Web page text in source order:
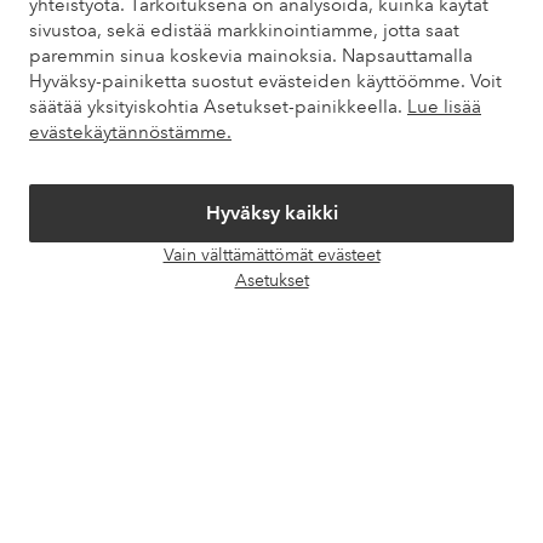
yhteistyötä. Tarkoituksena on analysoida, kuinka käytät
sivustoa, sekä edistää markkinointiamme, jotta saat
paremmin sinua koskevia mainoksia. Napsauttamalla
Hyväksy-painiketta suostut evästeiden käyttöömme. Voit
säätää yksityiskohtia Asetukset-painikkeella. Lue lisää
evästekäytännöstämme.
Hyväksy kaikki
Vain välttämättömät evästeet
Asetukset
Omat sivut